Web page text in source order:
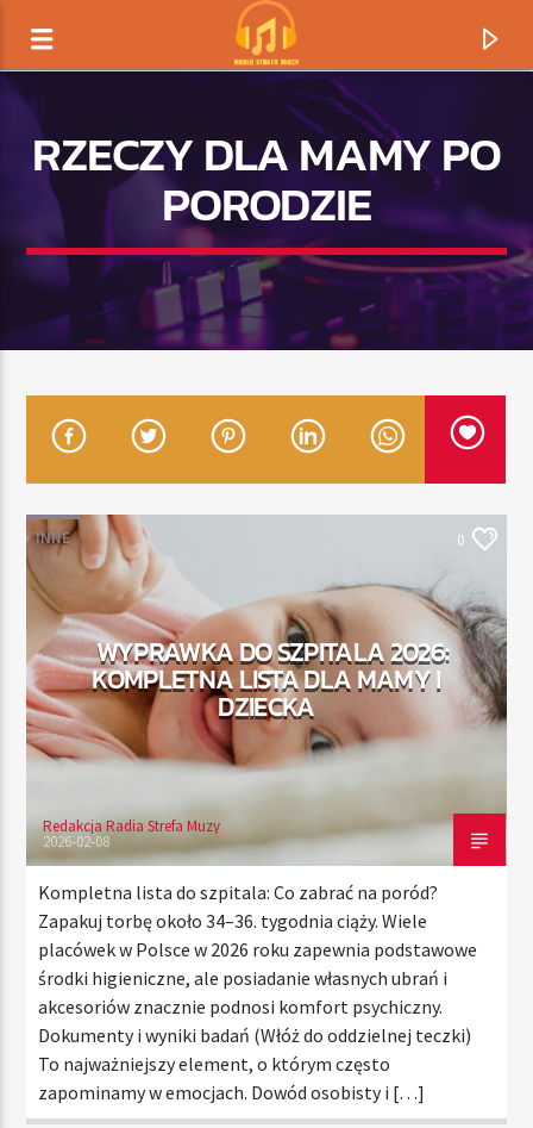
TERAZ GRAMY
TYTUŁ
ARTYSTA
TERAZ
RADIO STREFA MUZY
00:00 21:00
Radio Strefa Muzy
RZECZY DLA MAMY PO
PORODZIE
INNE 0
WYPRAWKA DO SZPITALA 2026:
KOMPLETNA LISTA DLA MAMY I
DZIECKA
Redakcja Radia Strefa Muzy
2026-02-08
Kompletna lista do szpitala: Co zabrać na poród?
Zapakuj torbę około 34–36. tygodnia ciąży. Wiele
placówek w Polsce w 2026 roku zapewnia podstawowe
środki higieniczne, ale posiadanie własnych ubrań i
akcesoriów znacznie podnosi komfort psychiczny.
Dokumenty i wyniki badań (Włóż do oddzielnej teczki)
To najważniejszy element, o którym często
zapominamy w emocjach. Dowód osobisty i […]